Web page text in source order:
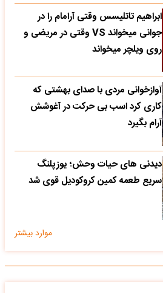
ابراهیم تاتلیسس وقتی آرامام را در
جوانی میخواند VS وقتی در مریضی و
روی ویلچر میخواند
آوازخوانی مردی با صدای بهشتی که
کاری کرد اسب بی حرکت در آغوشش
آرام بگیرد
دیدنی های حیات وحش؛ یوزپلنگ
سریع طعمه کمین کروکودیل قوی شد
موارد بیشتر